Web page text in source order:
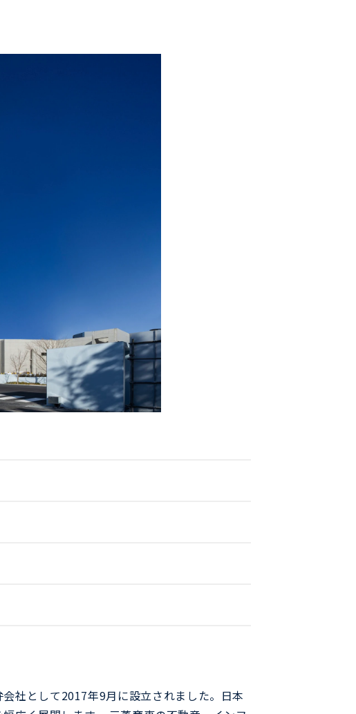
社として2017年9月に設立されました。日本